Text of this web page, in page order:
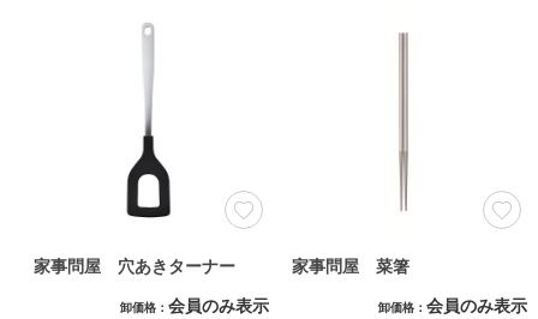
家事問屋 穴あきターナー
卸価格 会員のみ表示
家事問屋 菜箸
卸価格 会員のみ表示